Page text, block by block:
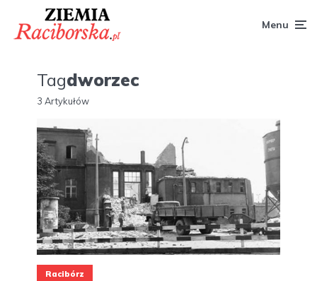
Menu
Tagdworzec
3 Artykułów
Racibórz